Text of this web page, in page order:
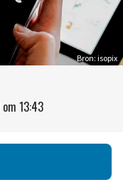
Bron: isopix
om 13:43